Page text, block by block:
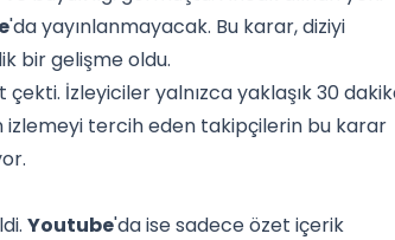
'da yayınlanmayacak. Bu karar, diziyi
bir gelişme oldu.
İzleyiciler yalnızca yaklaşık 30
izlemeyi tercih eden takipçilerin bu karar
Youtube'da ise sadece özet içerik